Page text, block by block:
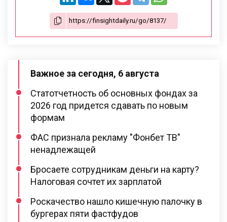
Важное за сегодня, 6 августа
Статотчетность об основных фондах за
2026 год придется сдавать по новым
формам
ФАС признала рекламу "Фонбет ТВ"
ненадлежащей
Бросаете сотрудникам деньги на карту?
Налоговая сочтет их зарплатой
Роскачество нашло кишечную палочку в
бургерах пяти фастфудов